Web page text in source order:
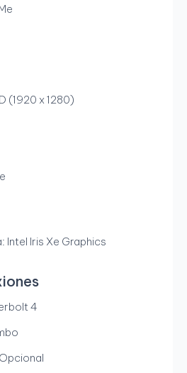
(1920 x 1280)
Intel Iris Xe Graphics
4